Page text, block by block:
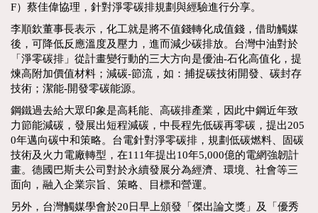
F）蔡佳偉協理，針對淨零碳排規劃與經驗進行分享。
李順欽董事長表示，化工就是將不值錢轉化成值錢，借助觸媒
後，可降低反應溫度及壓力，進而減少碳排放。台灣中油對於
「淨零碳排」從計畫變行動的三大方向是優油-石化高值化，提
煉高附加價值材料；減碳-節流，如：捕捉碳技術開發、碳封存
技術；潔能-開發零碳能源。
鋼鐵過去給大眾印象是高耗能、高碳排產業，因此中鋼近年致
力節能減碳，發展出短程減碳，中長程先低碳再零碳，提出205
0年邁向碳中和策略。台電針對淨零碳排，規劃低碳燃料、固碳
技術及火力電廠轉型，在111年提出10年5,000億的電網強韌計
畫。德國巴斯夫公司對於永續發展分為經濟、環境、社會等三
面向，融入企業宗旨、策略、目標和營運。
另外，台灣觸媒學會於20日早上頒發「傑出論文獎」及「優秀